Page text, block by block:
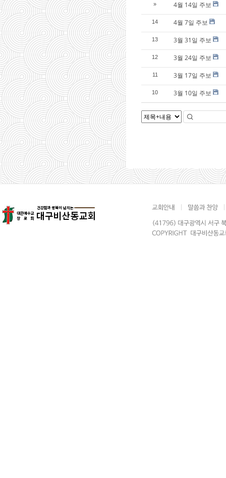
» 4월 14일 주보
14 4월 7일 주보
13 3월 31일 주보
12 3월 24일 주보
11 3월 17일 주보
10 3월 10일 주보